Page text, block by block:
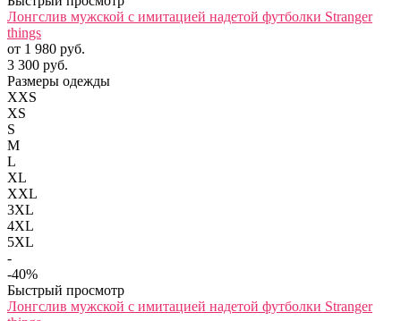
Лонгслив мужской с имитацией надетой футболки Stranger
things
от 1 980 руб.
3 300 руб.
Размеры одежды
XXS
XS
S
M
L
XL
XXL
3XL
4XL
5XL
-
-40%
Быстрый просмотр
Лонгслив мужской с имитацией надетой футболки Stranger